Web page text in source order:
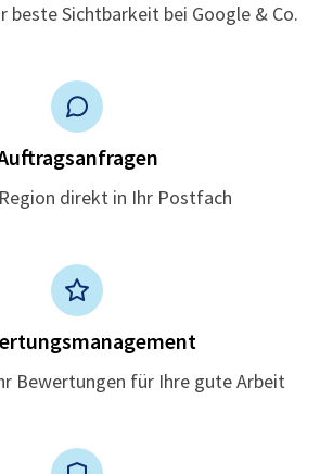
beste Sichtbarkeit bei Google & Co.
direkt in Ihr Postfach
Bewertungen für Ihre gute Arbeit